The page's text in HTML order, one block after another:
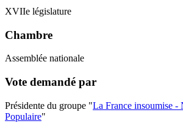
XVIIe législature
Chambre
Assemblée nationale
Vote demandé par
Présidente du groupe "La France insoumise -
Populaire"